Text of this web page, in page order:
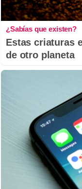
¿Sabías que existen?
Estas criaturas
de otro planeta